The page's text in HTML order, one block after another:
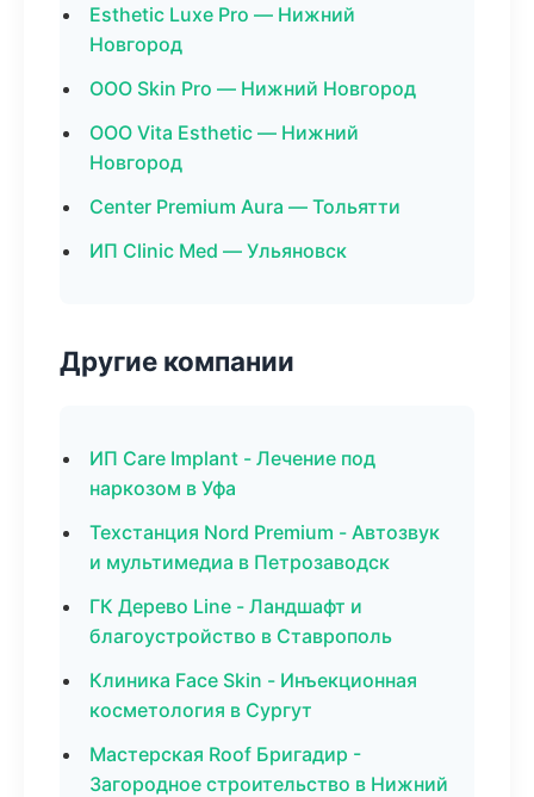
Esthetic Luxe Pro — Нижний
Новгород
ООО Skin Pro — Нижний Новгород
ООО Vita Esthetic — Нижний
Новгород
Center Premium Aura — Тольятти
ИП Clinic Med — Ульяновск
Другие компании
ИП Care Implant - Лечение под
наркозом в Уфа
Техстанция Nord Premium - Автозвук
и мультимедиа в Петрозаводск
ГК Дерево Line - Ландшафт и
благоустройство в Ставрополь
Клиника Face Skin - Инъекционная
косметология в Сургут
Мастерская Roof Бригадир -
Загородное строительство в Нижний